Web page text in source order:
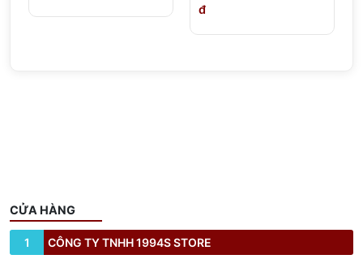
đ
CỬA HÀNG
1 CÔNG TY TNHH 1994S STORE